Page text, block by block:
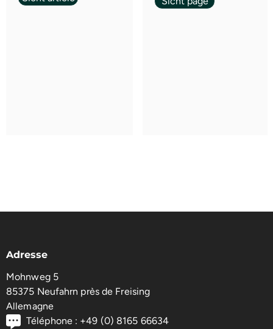
Adresse
Mohnweg 5
85375 Neufahrn près de Freising
Allemagne
Téléphone : +49 (0) 8165 66634